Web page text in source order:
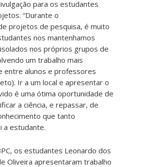
para os estudantes
“Durante o
projetos de pesquisa, é muito
nos mantenhamos
nos próprios grupos de
um trabalho mais
entre alunos e professores
Ir a um local e apresentar o
é uma ótima oportunidade de
a ciência, e repassar, de
que tanto
a estudante.
os estudantes Leonardo dos
Oliveira apresentaram trabalho